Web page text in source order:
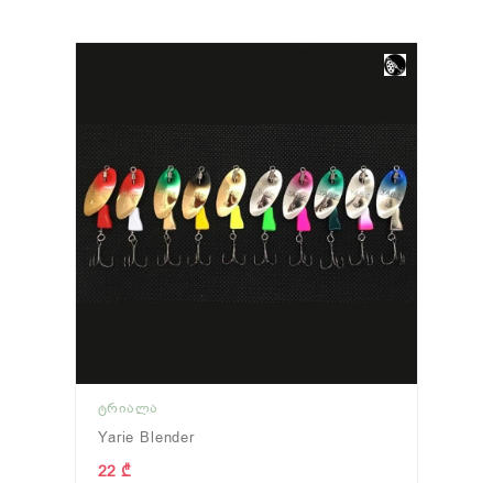
ᲢᲠᲘᲐᲚᲐ
Yarie Blender
22 ₾